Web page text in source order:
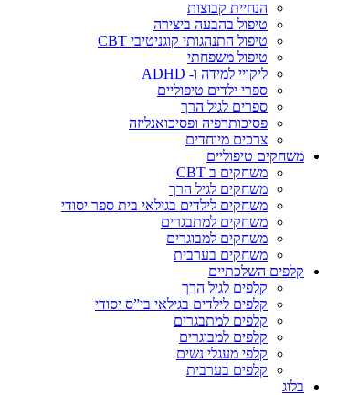
הנחיית קבוצות
טיפול בהבעה ביצירה
טיפול התנהגותי קוגניטיבי CBT
טיפול משפחתי
ליקויי למידה ו- ADHD
ספרי ילדים טיפוליים
ספרים לגיל הרך
פסיכותרפיה ופסיכואנליזה
צרכים מיוחדים
משחקים טיפוליים
משחקים ב CBT
משחקים לגיל הרך
משחקים לילדים בגילאי בית ספר יסודי
משחקים למתבגרים
משחקים למבוגרים
משחקים בערבית
קלפים השלכתיים
קלפים לגיל הרך
קלפים לילדים בגילאי בי”ס יסודי
קלפים למתבגרים
קלפים למבוגרים
קלפי מעגלי נשים
קלפים בערבית
בלוג